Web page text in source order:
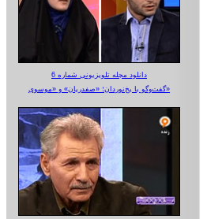
دانلود مجله تلویزیونی شماره 6
گفت‌وگو با یخ‌نوردان؛ «صفدریان» و «موسوی»